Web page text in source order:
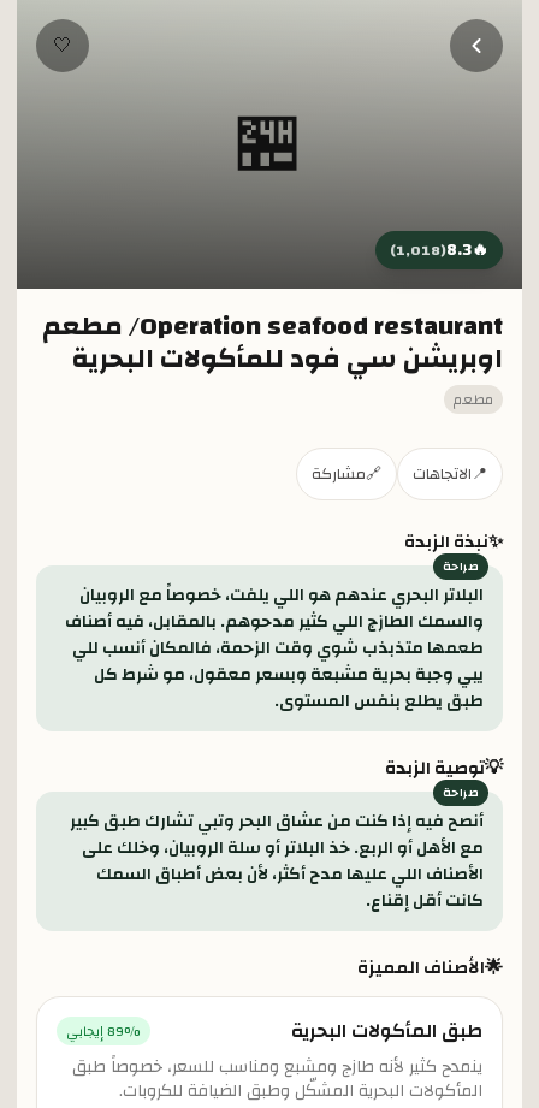
تخطي إلى المحتوى الرئيسي
🏪
🤍
🔥
8.3
(
1,018
)
Operation seafood restaurant/ مطعم
اوبريشن سي فود للمأكولات البحرية
مطعم
📍الاتجاهات 🔗مشاركة
✨نبذة الزبدة
البلاتر البحري عندهم هو اللي يلفت، خصوصاً مع الروبيان
والسمك الطازج اللي كثير مدحوهم. بالمقابل، فيه أصناف
طعمها متذبذب شوي وقت الزحمة، فالمكان أنسب للي
يبي وجبة بحرية مشبعة وبسعر معقول، مو شرط كل
طبق يطلع بنفس المستوى.
💡توصية الزبدة
أنصح فيه إذا كنت من عشاق البحر وتبي تشارك طبق كبير
مع الأهل أو الربع. خذ البلاتر أو سلة الروبيان، وخلك على
الأصناف اللي عليها مدح أكثر، لأن بعض أطباق السمك
كانت أقل إقناع.
🌟الأصناف المميزة
طبق المأكولات البحرية 89% إيجابي
ينمدح كثير لأنه طازج ومشبع ومناسب للسعر، خصوصاً طبق
المأكولات البحرية المشكّل وطبق الضيافة للكروبات.